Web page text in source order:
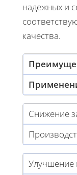
надежных и
качества.
Снижение
Улучшение